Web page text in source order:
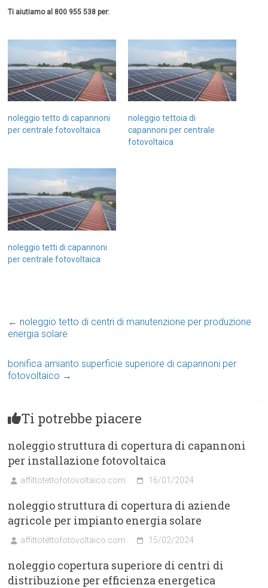
Ti aiutiamo al 800 955 538 per:
noleggio tetto di capannoni
per centrale fotovoltaica
noleggio tettoia di
capannoni per centrale
fotovoltaica
noleggio tetti di capannoni
per centrale fotovoltaica
← noleggio tetto di centri di manutenzione per produzione
energia solare
bonifica amianto superficie superiore di capannoni per
fotovoltaico →
Ti potrebbe piacere
noleggio struttura di copertura di capannoni
per installazione fotovoltaica
affittotettofotovoltaico.com 16/01/2024
noleggio struttura di copertura di aziende
agricole per impianto energia solare
affittotettofotovoltaico.com 15/02/2024
noleggio copertura superiore di centri di
distribuzione per efficienza energetica